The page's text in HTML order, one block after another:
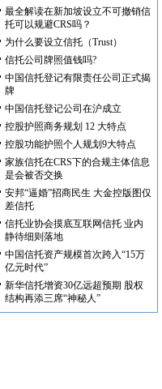
最全解读在新加坡设立不可撤销信
托可以规避CRS吗？
为什么要设立信托（Trust）
信托公司牌照值钱吗?
中国信托登记有限责任公司正式揭
牌
中国信托登记公司在沪成立
控股护照商务规划 12 大特点
控股功能护照个人规划9大特点
家族信托在CRS下的合规主体信息
是会被否交换
安邦“逼婚”招商民生 大金控版图仅
差信托
信托业协会摸底互联网信托 业内
静待细则落地
中国信托资产规模首次跨入“15万
亿元时代”
新华信托增资30亿远超预期 股权
结构再添三席“神秘人”